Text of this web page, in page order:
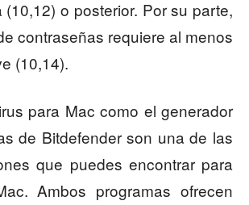
(10,12) o posterior. Por su parte,
contraseñas requiere al menos
(10,14).
para Mac como el generador
de Bitdefender son una de las
que puedes encontrar para
Ambos programas ofrecen